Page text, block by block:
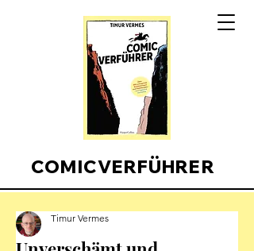
COMICVERFÜHRER
Timur Vermes